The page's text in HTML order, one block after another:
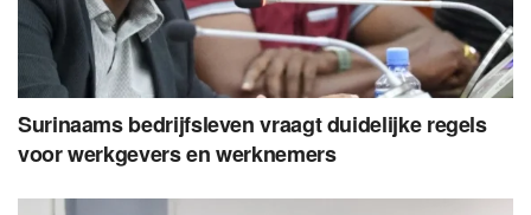
Surinaams bedrijfsleven vraagt duidelijke regels
voor werkgevers en werknemers